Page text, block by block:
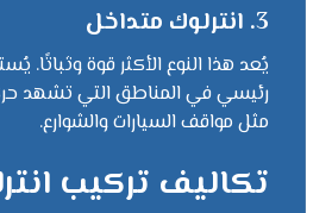
3. انترلوك متداخل
يُعد هذا النوع الأكثر قوة
رئيسي في المناطق التي تشهد
مثل مواقف السيارات والشوارع.
تكاليف تركيب